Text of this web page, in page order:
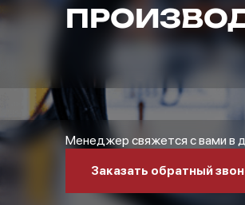
Менеджер свяжется с вами в
Заказать обратный